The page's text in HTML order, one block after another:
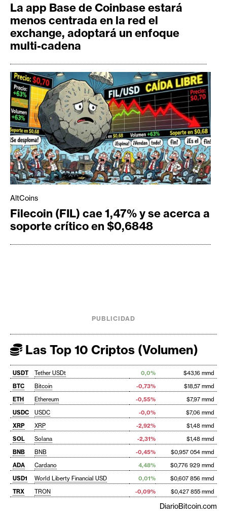
La app Base de Coinbase estará
menos centrada en la red el
exchange, adoptará un enfoque
multi-cadena
AltCoins
Filecoin (FIL) cae 1,47% y se acerca a
soporte crítico en $0,6848
PUBLICIDAD
Las Top 10 Criptos (Volumen)
USDT Tether USDt 0,0%
$43,16 mmd
BTC
Bitcoin -0,73%
$18,57 mmd
ETH
Ethereum -0,55%
$7,97 mmd
USDC
USDC -0,0%
$7,06 mmd
XRP
XRP -2,92%
$1,48 mmd
SOL
Solana -2,31%
$1,48 mmd
BNB
BNB -0,45%
$0,957 054 mmd
ADA
Cardano 4,48%
$0,776 929 mmd
USD1
World Liberty Financial USD 0,01%
$0,607 856 mmd
TRX
TRON -0,09% $0,427 855 mmd
DiarioBitcoin.com